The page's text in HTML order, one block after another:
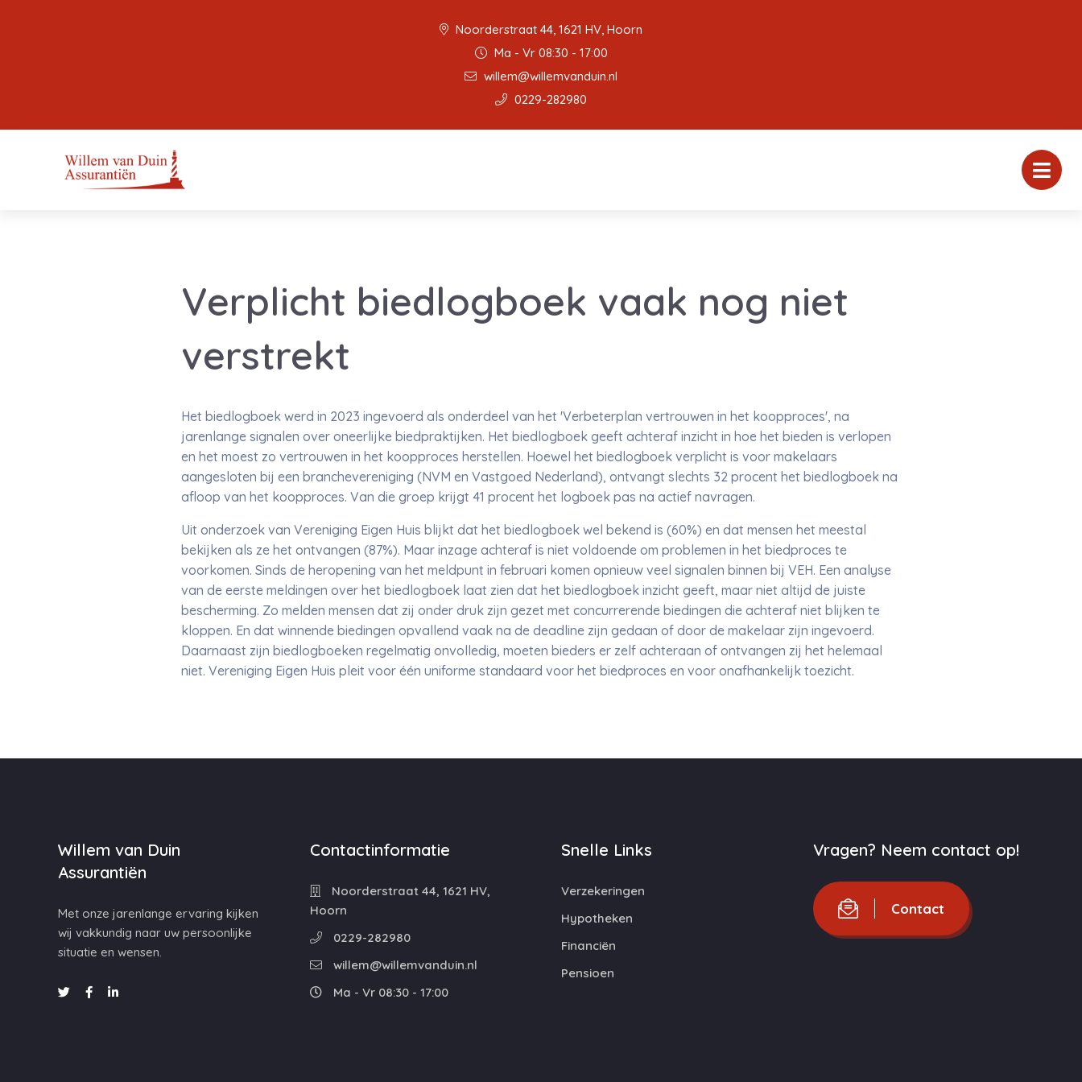
Noorderstraat 44, 1621 HV, Hoorn
Ma - Vr 08:30 - 17:00
willem@willemvanduin.nl
0229-282980
Verplicht biedlogboek vaak nog niet
verstrekt
Het biedlogboek werd in 2023 ingevoerd als onderdeel van het 'Verbeterplan vertrouwen in het koopproces', na
jarenlange signalen over oneerlijke biedpraktijken. Het biedlogboek geeft achteraf inzicht in hoe het bieden is verlopen
en het moest zo vertrouwen in het koopproces herstellen. Hoewel het biedlogboek verplicht is voor makelaars
aangesloten bij een branchevereniging (NVM en Vastgoed Nederland), ontvangt slechts 32 procent het biedlogboek na
afloop van het koopproces. Van die groep krijgt 41 procent het logboek pas na actief navragen.
Uit onderzoek van Vereniging Eigen Huis blijkt dat het biedlogboek wel bekend is (60%) en dat mensen het meestal
bekijken als ze het ontvangen (87%). Maar inzage achteraf is niet voldoende om problemen in het biedproces te
voorkomen. Sinds de heropening van het meldpunt in februari komen opnieuw veel signalen binnen bij VEH. Een analyse
van de eerste meldingen over het biedlogboek laat zien dat het biedlogboek inzicht geeft, maar niet altijd de juiste
bescherming. Zo melden mensen dat zij onder druk zijn gezet met concurrerende biedingen die achteraf niet blijken te
kloppen. En dat winnende biedingen opvallend vaak na de deadline zijn gedaan of door de makelaar zijn ingevoerd.
Daarnaast zijn biedlogboeken regelmatig onvolledig, moeten bieders er zelf achteraan of ontvangen zij het helemaal
niet. Vereniging Eigen Huis pleit voor één uniforme standaard voor het biedproces en voor onafhankelijk toezicht.
Willem van Duin
Assurantiën
Met onze jarenlange ervaring kijken
wij vakkundig naar uw persoonlijke
situatie en wensen.
Contactinformatie
Noorderstraat 44, 1621 HV,
Hoorn
0229-282980
willem@willemvanduin.nl
Ma - Vr 08:30 - 17:00
Snelle Links
Verzekeringen
Hypotheken
Financiën
Pensioen
Vragen? Neem contact op!
Contact